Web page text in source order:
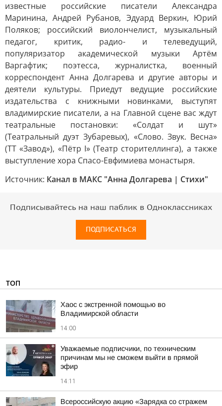
известные российские писатели Александра
Маринина, Андрей Рубанов, Эдуард Веркин, Юрий
Поляков; российский виолончелист, музыкальный
педагог, критик, радио- и телеведущий,
популяризатор академической музыки Артём
Варгафтик; поэтесса, журналистка, военный
корреспондент Анна Долгарева и другие авторы и
деятели культуры. Приедут ведущие российские
издательства с книжными новинками, выступят
владимирские писатели, а на Главной сцене вас ждут
театральные постановки: «Солдат и шут»
(Театральный дуэт Зубаревых), «Слово. Звук. Весна»
(ТТ «Завод»), «Пётр I» (Театр сторителлинга), а также
выступление хора Спасо-Евфимиева монастыря.
Источник: Канал в МАКС "Анна Долгарева | Стихи"
Подписывайтесь на наш паблик в Одноклассниках
ПОДПИСАТЬСЯ
ТОП
Хаос с экстренной помощью во
Владимирской области
14:00
Уважаемые подписчики, по техническим
причинам мы не сможем выйти в прямой
эфир
14:11
Всероссийскую акцию «Зарядка со стражем